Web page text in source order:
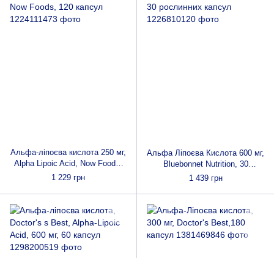
Альфа-ліпоєва кислота 250 мг,
Alpha Lipoic Acid, Now Foods,
120 капсул
1 229 грн
Альфа Ліпоєва Кислота 600 мг,
Bluebonnet Nutrition, 30
рослинних капсул
1 439 грн